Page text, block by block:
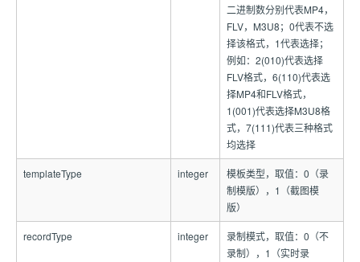
二进制数分别代表MP4，
FLV，M3U8；0代表不选
择该格式，1代表选择；
例如：2(010)代表选择
FLV格式，6(110)代表选
择MP4和FLV格式，
1(001)代表选择M3U8格
式，7(111)代表三种格式
均选择
templateType integer
模板类型，取值：0（录
制模版），1（截图模
版）
recordType integer
录制模式，取值：0（不
录制），1（实时录